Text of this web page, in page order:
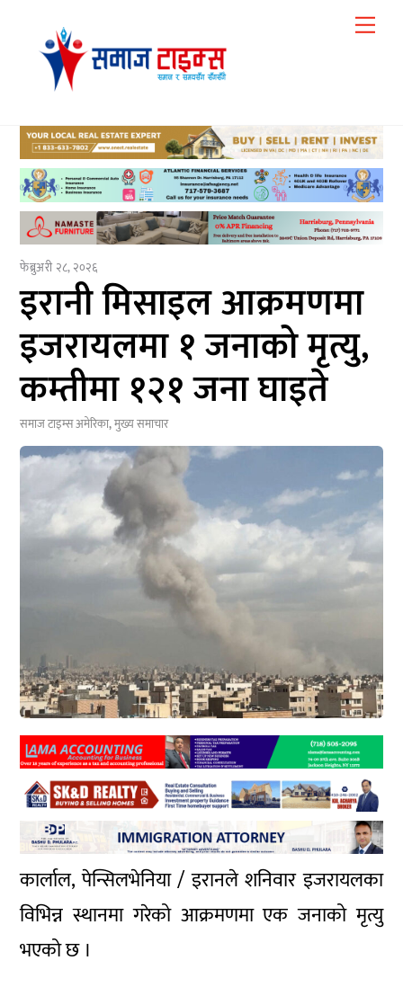
content
फेब्रुअरी २८, २०२६
इरानी मिसाइल आक्रमणमा
इजरायलमा १ जनाको मृत्यु,
कम्तीमा १२१ जना घाइते
समाज टाइम्सअमेरिका,मुख्य समाचार
कार्लाल, पेन्सिलभेनिया / इरानले शनिवार इजरायलका
विभिन्न स्थानमा गरेको आक्रमणमा एक जनाको मृत्यु
भएको छ ।